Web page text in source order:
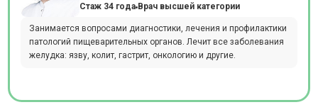
Стаж 34 года Врач высшей категории
Занимается вопросами диагностики, лечения и профилактики
патологий пищеварительных органов. Лечит все заболевания
желудка: язву, колит, гастрит, онкологию и другие.